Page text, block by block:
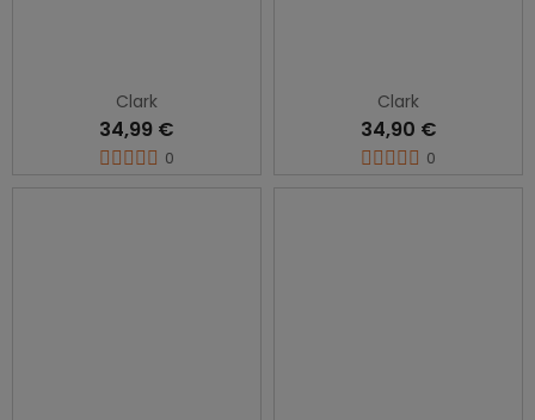
Clark
34,99 €
0
Clark
34,90 €
0